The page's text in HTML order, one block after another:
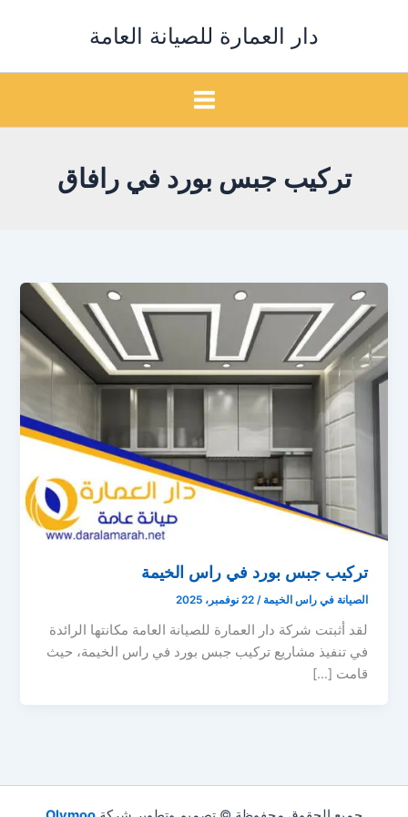
دار العمارة للصيانة العامة
تركيب جبس بورد في رافاق
تركيب جبس بورد في راس الخيمة
الصيانة في راس الخيمة /22 نوفمبر، 2025
لقد أثبتت شركة دار العمارة للصيانة العامة مكانتها الرائدة
في تنفيذ مشاريع تركيب جبس بورد في راس الخيمة، حيث
قامت […]